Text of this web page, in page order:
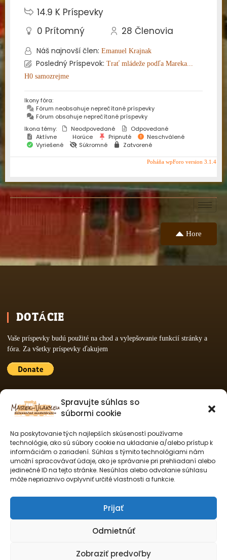
Spravujte súhlas so
súbormi cookie
Na poskytovanie tých najlepších skúseností používame
technológie, ako sú súbory cookie na ukladanie a/alebo prístup k
informáciám o zariadení. Súhlas s týmito technológiami nám
umožní spracovávať údaje, ako je správanie pri prehliadaní alebo
jedinečné ID na tejto stránke. Nesúhlas alebo odvolanie súhlasu
môže nepriaznivo ovplyvniť určité vlastnosti a funkcie.
Prijať
Odmietnúť
Zobraziť predvoľby
14.9 K Príspevky
0 Prítomný 28 Členovia
Náš najnovší člen: Emanuel Krajnak
Posledný Príspevok: Trať mládeže podľa Mareka...
H0 samozrejme
Ikony fóra:
Fórum neobsahuje neprečítané príspevky
Fórum obsahuje neprečítané príspevky
Ikona témy:
Neodpovedané
Odpovedané
Aktívne
Horúce Pripnuté
Neschválené
Vyriešené
Súkromné Zatvorené
Poháňa wpForo version 3.1.4
Hore
DOTÁCIE
Vaše príspevky budú použité na chod a vylepšovanie funkcií stránky a
fóra. Za všetky príspevky ďakujem
PARTNERY WEBU
Netbis s.r.o.
NF modely
SOCIÁLNE MÉDIÁ